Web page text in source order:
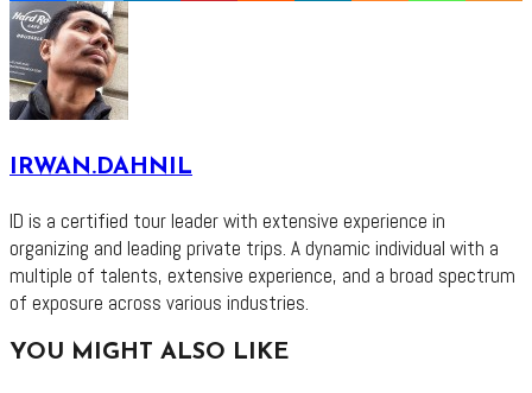
IRWAN.DAHNIL
ID is a certified tour leader with extensive experience in
organizing and leading private trips. A dynamic individual with a
multiple of talents, extensive experience, and a broad spectrum
of exposure across various industries.
YOU MIGHT ALSO LIKE